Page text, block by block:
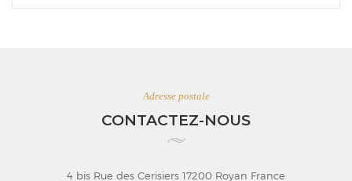
Adresse postale
CONTACTEZ-NOUS
4 bis Rue des Cerisiers 17200 Royan France